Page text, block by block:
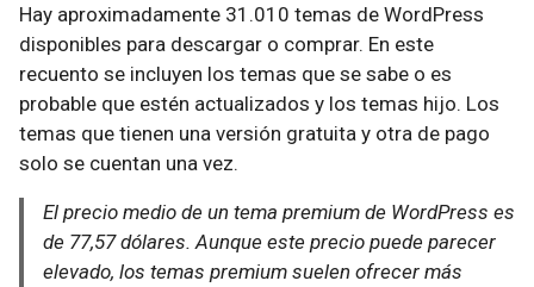
Hay aproximadamente 31.010 temas de WordPress
disponibles para descargar o comprar. En este
recuento se incluyen los temas que se sabe o es
probable que estén actualizados y los temas hijo. Los
temas que tienen una versión gratuita y otra de pago
solo se cuentan una vez.
El precio medio de un tema premium de WordPress es
de 77,57 dólares. Aunque este precio puede parecer
elevado, los temas premium suelen ofrecer más